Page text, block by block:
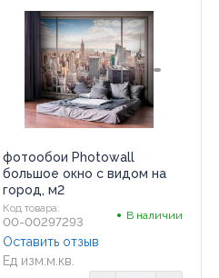
фотообои Photowall
большое окно с видом на
город, м2
Код товара:
00-00297293 В наличии
Ед изм:м.кв.
Оставить отзыв